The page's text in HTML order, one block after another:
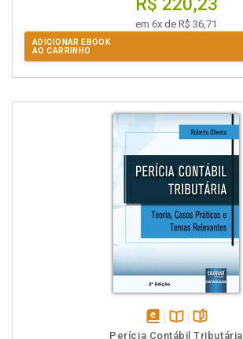
R$ 220,23
em 6x de R$ 36,71
ADICIONAR EBOOK
AO CARRINHO
disponívelDisponível
páginas
Perícia Contábil Tributária